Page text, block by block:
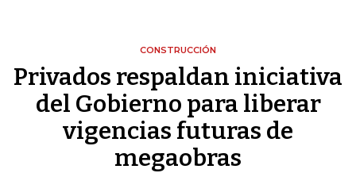
CONSTRUCCIÓN
Privados respaldan iniciativa
del Gobierno para liberar
vigencias futuras de
megaobras